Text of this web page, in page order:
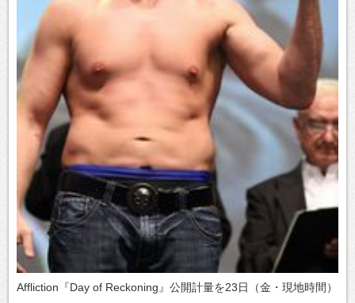
Affliction『Day of Reckoning』公開計量を23日（金・現地時間）